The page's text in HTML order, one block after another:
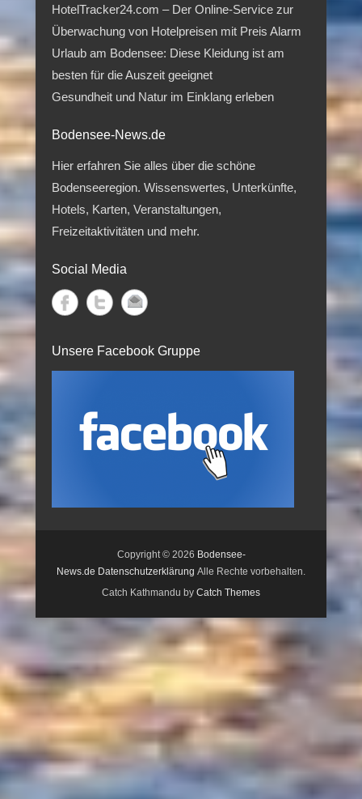
HotelTracker24.com – Der Online-Service zur
Überwachung von Hotelpreisen mit Preis Alarm
Urlaub am Bodensee: Diese Kleidung ist am
besten für die Auszeit geeignet
Gesundheit und Natur im Einklang erleben
Bodensee-News.de
Hier erfahren Sie alles über die schöne
Bodenseeregion. Wissenswertes, Unterkünfte,
Hotels, Karten, Veranstaltungen,
Freizeitaktivitäten und mehr.
Social Media
Unsere Facebook Gruppe
Copyright © 2026 Bodensee-
News.de Datenschutzerklärung Alle Rechte vorbehalten.
Catch Kathmandu by Catch Themes